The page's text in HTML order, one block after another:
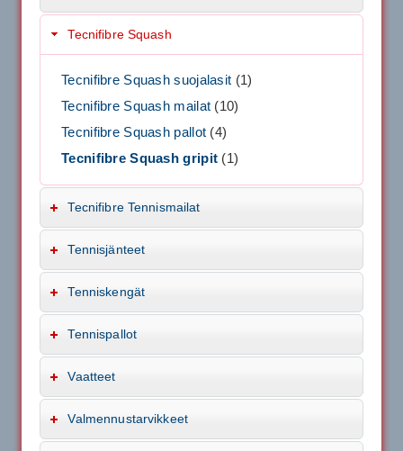
Tecnifibre Squash
Tecnifibre Squash suojalasit (1)
Tecnifibre Squash mailat (10)
Tecnifibre Squash pallot (4)
Tecnifibre Squash gripit (1)
Tecnifibre Tennismailat
Tennisjänteet
Tenniskengät
Tennispallot
Vaatteet
Valmennustarvikkeet